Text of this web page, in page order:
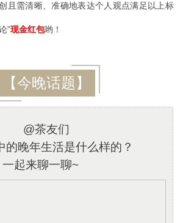
创且需清晰、准确地表达个人观点满足以上标
”现金红包哟！
【今晚话题】
@茶友们
的晚年生活是什么样的？
一起来聊一聊~